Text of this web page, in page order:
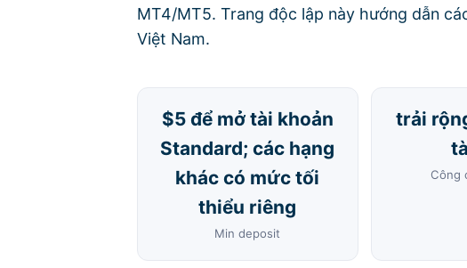
MT4/MT5. Trang độc lập này hướng dẫn
Việt Nam.
$5 để mở tài khoản
Standard; các hạng
khác có mức tối
thiểu riêng
Min deposit
trải
Công